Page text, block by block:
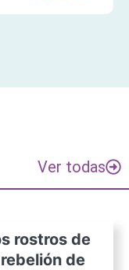
Ver todas
rostros de
de